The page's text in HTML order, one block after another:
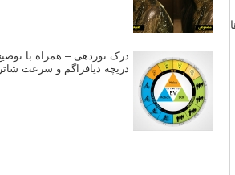
دریچه دیافراگم و سرعت شاتر